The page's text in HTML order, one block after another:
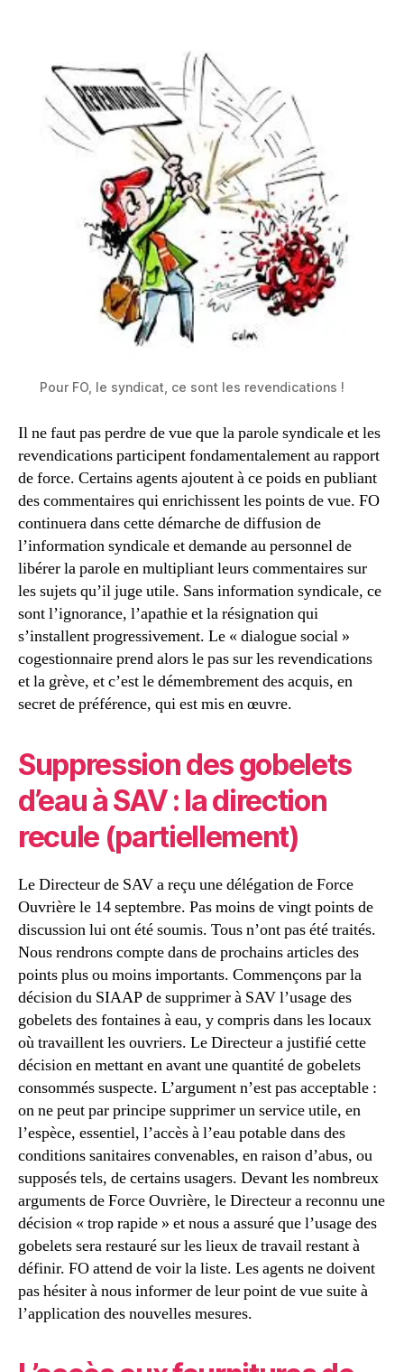
Pour FO, le syndicat, ce sont les revendications !
Il ne faut pas perdre de vue que la parole syndicale et les
revendications participent fondamentalement au rapport
de force. Certains agents ajoutent à ce poids en publiant
des commentaires qui enrichissent les points de vue. FO
continuera dans cette démarche de diffusion de
l’information syndicale et demande au personnel de
libérer la parole en multipliant leurs commentaires sur
les sujets qu’il juge utile. Sans information syndicale, ce
sont l’ignorance, l’apathie et la résignation qui
s’installent progressivement. Le « dialogue social »
cogestionnaire prend alors le pas sur les revendications
et la grève, et c’est le démembrement des acquis, en
secret de préférence, qui est mis en œuvre.
Suppression des gobelets
d’eau à SAV : la direction
recule (partiellement)
Le Directeur de SAV a reçu une délégation de Force
Ouvrière le 14 septembre. Pas moins de vingt points de
discussion lui ont été soumis. Tous n’ont pas été traités.
Nous rendrons compte dans de prochains articles des
points plus ou moins importants. Commençons par la
décision du SIAAP de supprimer à SAV l’usage des
gobelets des fontaines à eau, y compris dans les locaux
où travaillent les ouvriers. Le Directeur a justifié cette
décision en mettant en avant une quantité de gobelets
consommés suspecte. L’argument n’est pas acceptable :
on ne peut par principe supprimer un service utile, en
l’espèce, essentiel, l’accès à l’eau potable dans des
conditions sanitaires convenables, en raison d’abus, ou
supposés tels, de certains usagers. Devant les nombreux
arguments de Force Ouvrière, le Directeur a reconnu une
décision « trop rapide » et nous a assuré que l’usage des
gobelets sera restauré sur les lieux de travail restant à
définir. FO attend de voir la liste. Les agents ne doivent
pas hésiter à nous informer de leur point de vue suite à
l’application des nouvelles mesures.